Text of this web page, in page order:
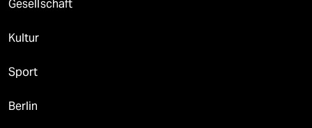
Gesellschaft
Kultur
Sport
Berlin